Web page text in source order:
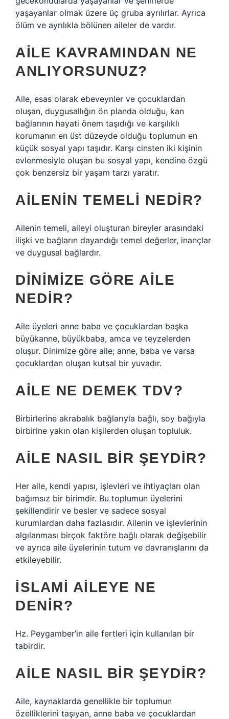
yaşayanlar olmak üzere üç gruba ayrılırlar. Ayrıca
ölüm ve ayrılıkla bölünen aileler de vardır.
AILE KAVRAMINDAN NE
ANLIYORSUNUZ?
Aile, esas olarak ebeveynler ve çocuklardan
oluşan, duygusallığın ön planda olduğu, kan
bağlarının hayati önem taşıdığı ve karşılıklı
korumanın en üst düzeyde olduğu toplumun en
küçük sosyal yapı taşıdır. Karşı cinsten iki kişinin
evlenmesiyle oluşan bu sosyal yapı, kendine özgü
çok benzersiz bir yaşam tarzı yaratır.
AILENIN TEMELI NEDIR?
Ailenin temeli, aileyi oluşturan bireyler arasındaki
ilişki ve bağların dayandığı temel değerler, inançlar
ve duygusal bağlardır.
DINIMIZE GÖRE AILE
NEDIR?
Aile üyeleri anne baba ve çocuklardan başka
büyükanne, büyükbaba, amca ve teyzelerden
oluşur. Dinimize göre aile; anne, baba ve varsa
çocuklardan oluşan kutsal bir yuvadır.
AILE NE DEMEK TDV?
Birbirlerine akrabalık bağlarıyla bağlı, soy bağıyla
birbirine yakın olan kişilerden oluşan topluluk.
AILE NASIL BIR ŞEYDIR?
Her aile, kendi yapısı, işlevleri ve ihtiyaçları olan
bağımsız bir birimdir. Bu toplumun üyelerini
şekillendirir ve besler ve sadece sosyal
kurumlardan daha fazlasıdır. Ailenin ve işlevlerinin
algılanması birçok faktöre bağlı olarak değişebilir
ve ayrıca aile üyelerinin tutum ve davranışlarını da
etkileyebilir.
İSLAMI AILEYE NE
DENIR?
Hz. Peygamber’in aile fertleri için kullanılan bir
tabirdir.
AILE NASIL BIR ŞEYDIR?
Aile, kaynaklarda genellikle bir toplumun
özelliklerini taşıyan, anne baba ve çocuklardan